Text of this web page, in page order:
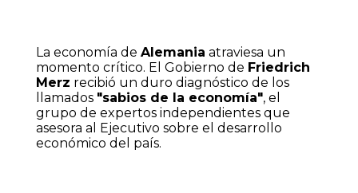
La economía de Alemania atraviesa un
momento crítico. El Gobierno de Friedrich
Merz recibió un duro diagnóstico de los
llamados "sabios de la economía", el
grupo de expertos independientes que
asesora al Ejecutivo sobre el desarrollo
económico del país.